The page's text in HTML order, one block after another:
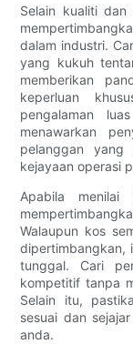
Selain kualiti dan
dalam industri.
yang kukuh
memberikan
keperluan
pengalaman
menawarkan
pelanggan yang
kejayaan operasi
Apabila
Walaupun kos
dipertimbangkan,
tunggal. Cari
kompetitif tanpa
Selain itu,
sesuai dan
anda.